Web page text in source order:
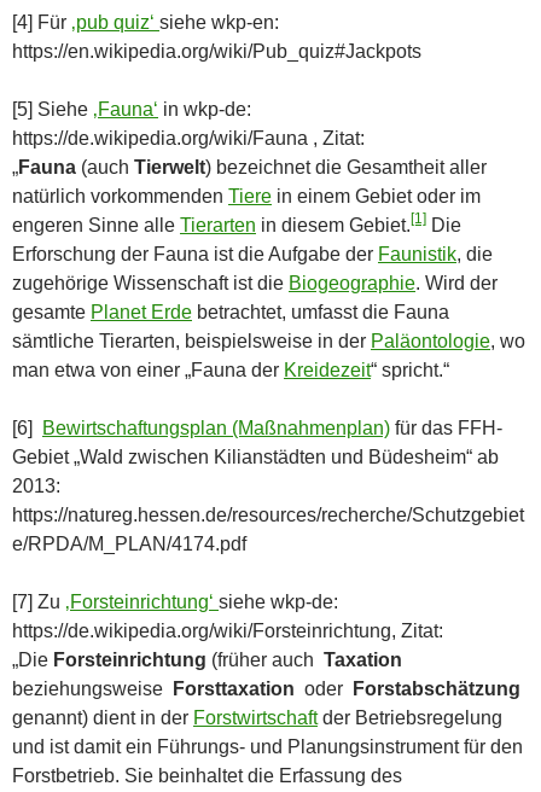
[4] Für ‚pub quiz‘ siehe wkp-en:
https://en.wikipedia.org/wiki/Pub_quiz#Jackpots
[5] Siehe ‚Fauna‘ in wkp-de:
https://de.wikipedia.org/wiki/Fauna , Zitat:
„Fauna (auch Tierwelt) bezeichnet die Gesamtheit aller
natürlich vorkommenden Tiere in einem Gebiet oder im
engeren Sinne alle Tierarten in diesem Gebiet. [1] Die
Erforschung der Fauna ist die Aufgabe der Faunistik, die
zugehörige Wissenschaft ist die Biogeographie. Wird der
gesamte Planet Erde betrachtet, umfasst die Fauna
sämtliche Tierarten, beispielsweise in der Paläontologie, wo
man etwa von einer „Fauna der Kreidezeit“ spricht.“
[6] Bewirtschaftungsplan (Maßnahmenplan) für das FFH-
Gebiet „Wald zwischen Kilianstädten und Büdesheim“ ab
2013:
https://natureg.hessen.de/resources/recherche/Schutzgebiet
e/RPDA/M_PLAN/4174.pdf
[7] Zu ‚Forsteinrichtung‘ siehe wkp-de:
https://de.wikipedia.org/wiki/Forsteinrichtung, Zitat:
„Die Forsteinrichtung (früher auch Taxation
beziehungsweise
Forsttaxation oder
Forstabschätzung
genannt) dient in der Forstwirtschaftder Betriebsregelung
und ist damit ein Führungs- und Planungsinstrument für den
Forstbetrieb. Sie beinhaltet die Erfassung des